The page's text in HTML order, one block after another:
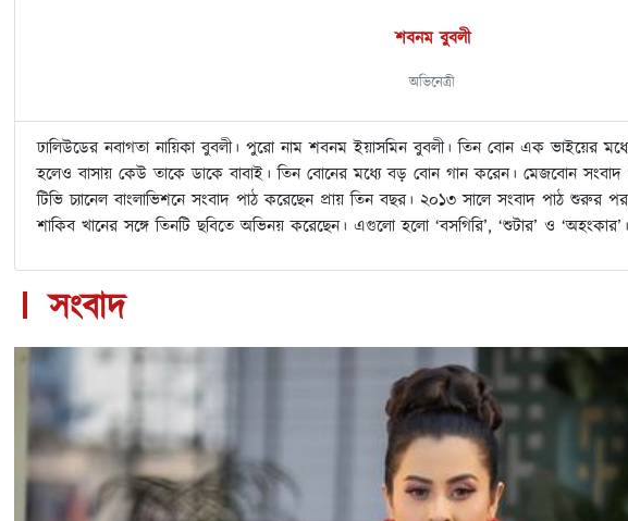
শবনম বুবলী
অভিনেত্রী
ঢালিউডের নবাগতা নায়িকা বুবলী। পুরো নাম শবনম ইয়াসমিন বুবলী। তিন বোন এক ভাইয়ের
হলেও বাসায় কেউ তাকে ডাকে বাবাই। তিন বোনের মধ্যে বড় বোন গান করেন। মেজবোন সংবাদ
টিভি চ্যানেল বাংলাভিশনে সংবাদ পাঠ করেছেন প্রায় তিন বছর। ২০১৩ সালে সংবাদ পাঠ শুরুর
শাকিব খানের সঙ্গে তিনটি ছবিতে অভিনয় করেছেন। এগুলো হলো ‘বসগিরি’, ‘শুটার’ ও ‘অহংকার’।
সংবাদ